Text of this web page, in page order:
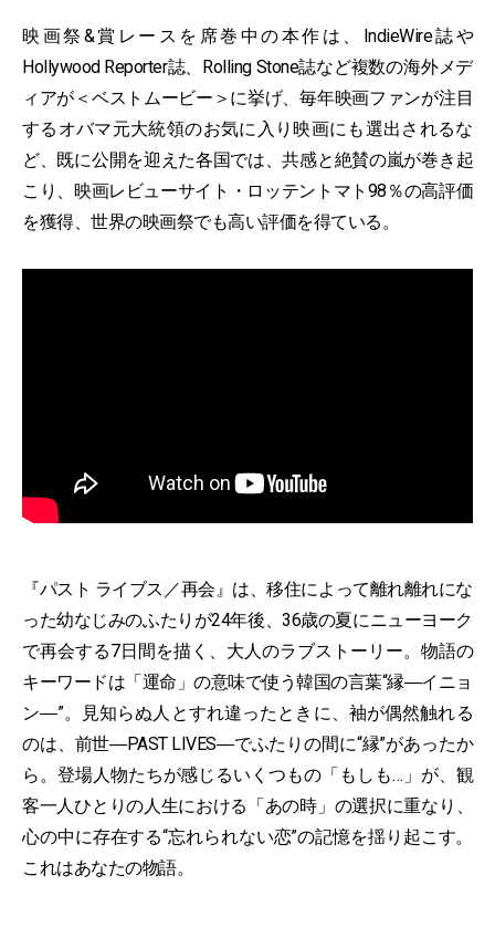
映画祭&賞レースを席巻中の本作は、IndieWire誌や
Hollywood Reporter誌、Rolling Stone誌など複数の海外メデ
ィアが＜ベストムービー＞に挙げ、毎年映画ファンが注目
するオバマ元大統領のお気に入り映画にも選出されるな
ど、既に公開を迎えた各国では、共感と絶賛の嵐が巻き起
こり、映画レビューサイト・ロッテントマト98％の高評価
を獲得、世界の映画祭でも高い評価を得ている。
『パスト ライブス／再会』は、移住によって離れ離れにな
った幼なじみのふたりが24年後、36歳の夏にニューヨーク
で再会する7日間を描く、大人のラブストーリー。物語の
キーワードは「運命」の意味で使う韓国の言葉“縁―イニョ
ン―”。見知らぬ人とすれ違ったときに、袖が偶然触れる
のは、前世―PAST LIVES―でふたりの間に“縁”があったか
ら。登場人物たちが感じるいくつもの「もしも…」が、観
客一人ひとりの人生における「あの時」の選択に重なり、
心の中に存在する“忘れられない恋”の記憶を揺り起こす。
これはあなたの物語。